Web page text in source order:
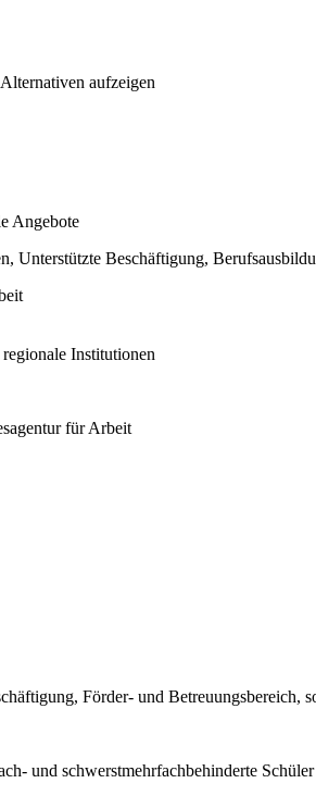
aufzeigen
Angebote
Unterstützte Beschäftigung,
Institutionen
für Arbeit
Förder- und Betreuungsbereich,
und schwerstmehrfachbehinderte Schüler